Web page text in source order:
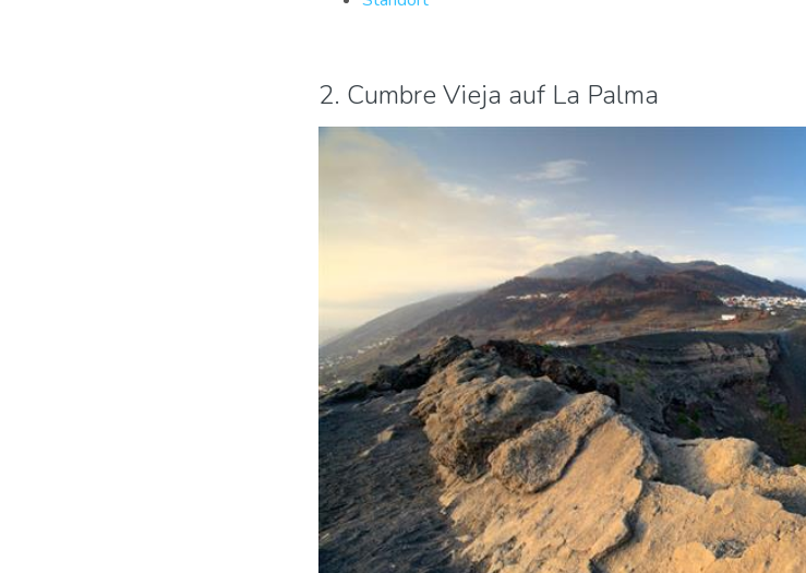
2. Cumbre Vieja auf La Palma